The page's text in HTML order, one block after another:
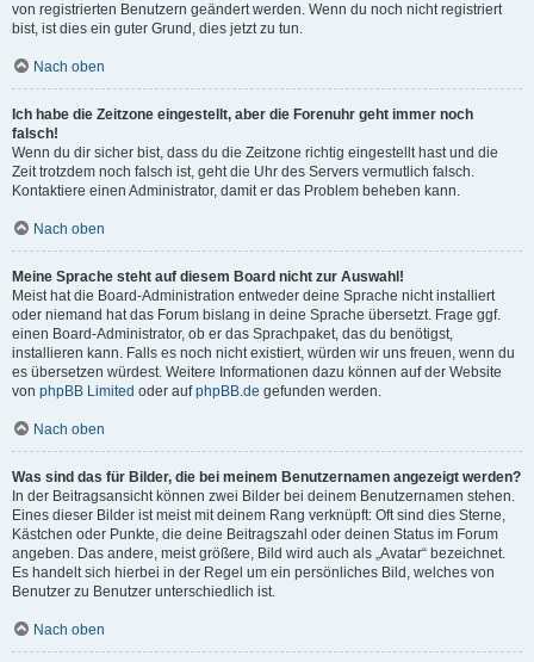
von registrierten Benutzern geändert werden. Wenn du noch nicht registriert
bist, ist dies ein guter Grund, dies jetzt zu tun.
Nach oben
Ich habe die Zeitzone eingestellt, aber die Forenuhr geht immer noch
falsch!
Wenn du dir sicher bist, dass du die Zeitzone richtig eingestellt hast und die
Zeit trotzdem noch falsch ist, geht die Uhr des Servers vermutlich falsch.
Kontaktiere einen Administrator, damit er das Problem beheben kann.
Nach oben
Meine Sprache steht auf diesem Board nicht zur Auswahl!
Meist hat die Board-Administration entweder deine Sprache nicht installiert
oder niemand hat das Forum bislang in deine Sprache übersetzt. Frage ggf.
einen Board-Administrator, ob er das Sprachpaket, das du benötigst,
installieren kann. Falls es noch nicht existiert, würden wir uns freuen, wenn du
es übersetzen würdest. Weitere Informationen dazu können auf der Website
von phpBB Limited oder aufphpBB.de gefunden werden.
Nach oben
Was sind das für Bilder, die bei meinem Benutzernamen angezeigt werden?
In der Beitragsansicht können zwei Bilder bei deinem Benutzernamen stehen.
Eines dieser Bilder ist meist mit deinem Rang verknüpft: Oft sind dies Sterne,
Kästchen oder Punkte, die deine Beitragszahl oder deinen Status im Forum
angeben. Das andere, meist größere, Bild wird auch als „Avatar“ bezeichnet.
Es handelt sich hierbei in der Regel um ein persönliches Bild, welches von
Benutzer zu Benutzer unterschiedlich ist.
Nach oben